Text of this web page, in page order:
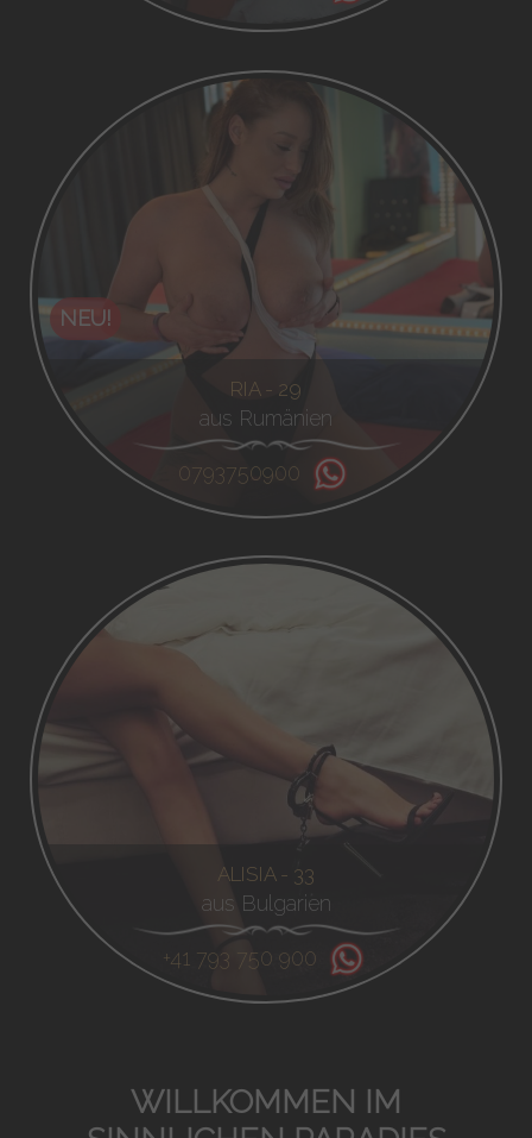
NEU!
RIA - 29
aus Rumänien
0793750900
ALISIA - 33
aus Bulgarien
+41 793 750 900
WILLKOMMEN IM